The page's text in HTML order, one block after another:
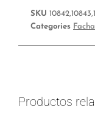
SKU
Categories
Productos